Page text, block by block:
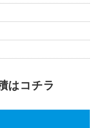
はコチラ